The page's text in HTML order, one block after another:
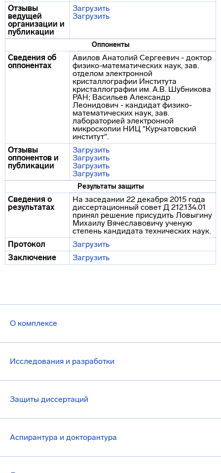
О комплексе
Исследования и разработки
Защиты диссертаций
Аспирантура и докторантура
Отзывы
ведущей
организации и
публикации
Загрузить
Загрузить
Оппоненты
Сведения об
оппонентах
Авилов Анатолий Сергеевич - доктор
физико-математических наук, зав.
отделом электронной
кристаллографии Института
кристаллографии им. А.В. Шубникова
РАН; Васильев Александр
Леонидович - кандидат физико-
математических наук, зав.
лабораторией электронной
микроскопии НИЦ "Курчатовский
институт".
Отзывы
оппонентов и
публикации
Загрузить
Загрузить
Загрузить
Загрузить
Результаты защиты
Сведения о
результатах
На заседании 22 декабря 2015 года
диссертационный совет Д 212.134.01
принял решение присудить Ловыгину
Михаилу Вячеславовичу ученую
степень кандидата технических наук.
Протокол
Загрузить
Заключение
Загрузить